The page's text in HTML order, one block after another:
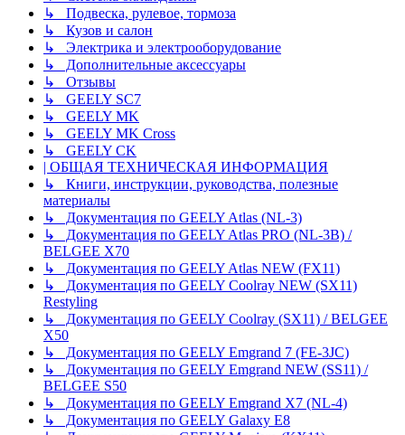
↳ Подвеска, рулевое, тормоза
↳ Кузов и салон
↳ Электрика и электрооборудование
↳ Дополнительные аксессуары
↳ Отзывы
↳ GEELY SC7
↳ GEELY MK
↳ GEELY MK Cross
↳ GEELY CK
| ОБЩАЯ ТЕХНИЧЕСКАЯ ИНФОРМАЦИЯ
↳ Книги, инструкции, руководства, полезные
материалы
↳ Документация по GEELY Atlas (NL-3)
↳ Документация по GEELY Atlas PRO (NL-3B) /
BELGEE X70
↳ Документация по GEELY Atlas NEW (FX11)
↳ Документация по GEELY Coolray NEW (SX11)
Restyling
↳ Документация по GEELY Coolray (SX11) / BELGEE
X50
↳ Документация по GEELY Emgrand 7 (FE-3JC)
↳ Документация по GEELY Emgrand NEW (SS11) /
BELGEE S50
↳ Документация по GEELY Emgrand X7 (NL-4)
↳ Документация по GEELY Galaxy E8